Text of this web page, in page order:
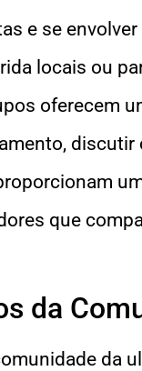
e se
locais ou
oferecem
que
da
da